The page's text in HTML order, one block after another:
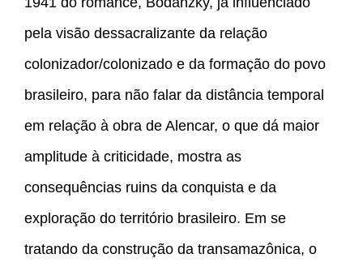
pela visão dessacralizante da relação
colonizador/colonizado e da formação do povo
brasileiro, para não falar da distância temporal
em relação à obra de Alencar, o que dá maior
amplitude à criticidade, mostra as
consequências ruins da conquista e da
exploração do território brasileiro. Em se
tratando da construção da transamazônica, o